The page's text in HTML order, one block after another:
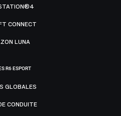
CONNECT
LUNA
R6 ESPORT
GLOBALES
CONDUITE